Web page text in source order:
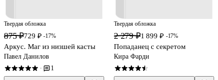
Твердая обложка
875 ₽729 ₽ -17%
Аркус. Маг из низшей касты
Павел Данилов
· 1
Твердая обложка
2 279 ₽1 899 ₽ -17%
Попаданец с секретом
Кира Фарди